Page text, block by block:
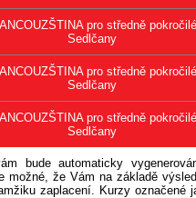
pro středně pokročilé,
Sedlčany
pro středně pokročilé,
Sedlčany
pro středně pokročilé,
Sedlčany
bude automaticky
možné, že Vám na základě
zaplacení. Kurzy